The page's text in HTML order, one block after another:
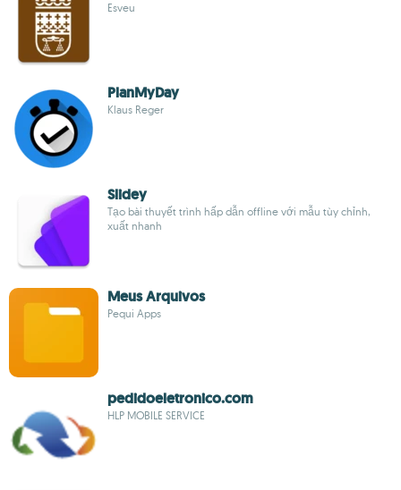
Esveu
PlanMyDay
Klaus Reger
Slidey
Tạo bài thuyết trình hấp dẫn offline với mẫu tùy chỉnh,
xuất nhanh
Meus Arquivos
Pequi Apps
pedidoeletronico.com
HLP MOBILE SERVICE